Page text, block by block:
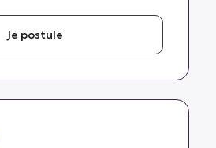
Je postule